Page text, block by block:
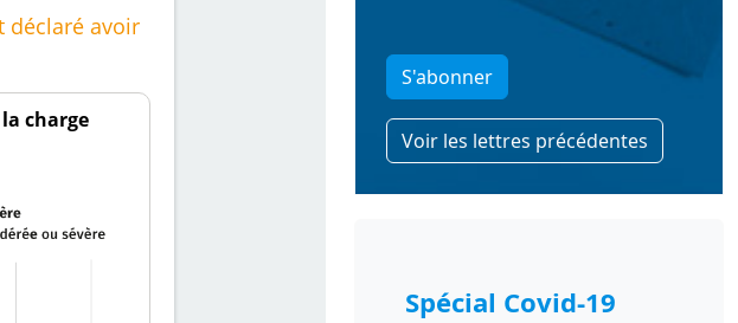
déclaré avoir
charge
S'abonner
Voir les lettres précédentes
Spécial Covid-19